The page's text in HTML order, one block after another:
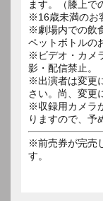
ます。（膝上で
※16歳未満のお
※劇場内での飲
ペットボトルの
※ビデオ・カメ
影・配信禁止。
※出演者は変更
さい。尚、変更
※収録用カメラ
りますので、予
※前売券が完売
す。